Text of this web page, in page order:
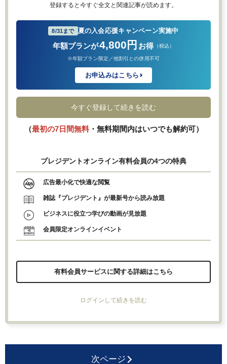
登録すると今すぐ全文と関連記事が読めます。
8/31まで 夏の入会応援キャンペーン実施中
年額プランが4,800円 お得 （税込）
※年額プラン限定／他割引との併用不可
お申込みはこちら
今すぐ登録して続きを読む
（最初の7日間無料・無料期間内はいつでも解約可）
プレジデントオンライン有料会員の4つの特典
広告最小化で快適な閲覧
雑誌『プレジデント』が最新号から読み放題
ビジネスに役立つ学びの動画が見放題
会員限定オンラインイベント
有料会員サービスに関する詳細はこちら
ログインして続きを読む
次ページ